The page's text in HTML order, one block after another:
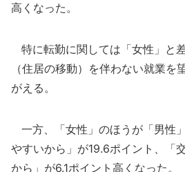
高くなった。
特に転勤に関しては「女性」と
（住居の移動）を伴わない就業を
がえる。
一方、「女性」のほうが「男性
やすいから」が19.6ポイント、「
から」が6.1ポイント高くなった。